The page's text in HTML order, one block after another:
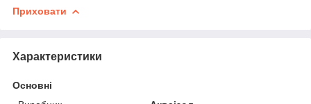
Приховати
Характеристики
Основні